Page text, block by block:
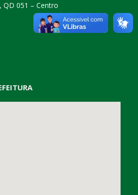
QD 051 – Centro